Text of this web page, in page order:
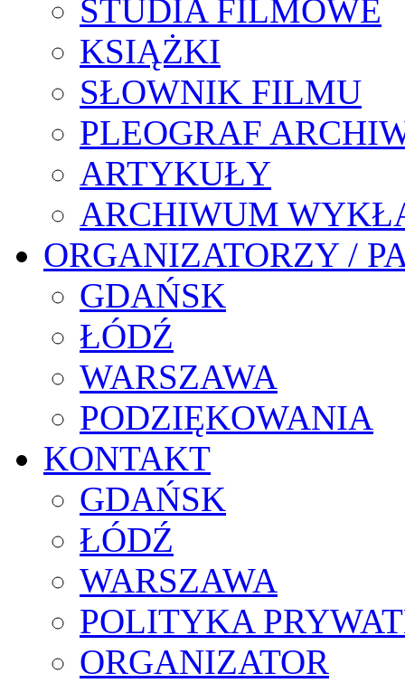
STUDIA FILMOWE
KSIĄŻKI
SŁOWNIK FILMU
PLEOGRAF
ARTYKUŁY
ARCHIWUM
ORGANIZATORZY /
GDAŃSK
ŁÓDŹ
WARSZAWA
PODZIĘKOWANIA
KONTAKT
GDAŃSK
ŁÓDŹ
WARSZAWA
POLITYKA
ORGANIZATOR